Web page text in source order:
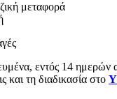
μεταφορά
εντός 14 ημερών
και τη διαδικασία στο